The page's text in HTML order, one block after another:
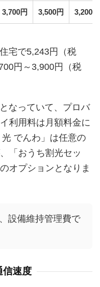
3,700円 3,500円 3,200円
宅で5,243円（税
円～3,900円（税
なっていて、プロバ
利用料は月額料金に
でんわ」は任意の
「おうち割光セッ
オプションとなりま
設備維持管理費で
信速度